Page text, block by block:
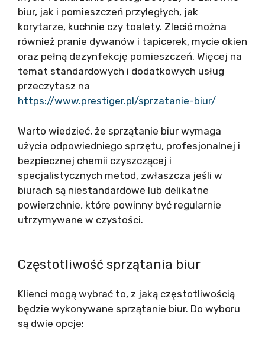
biur, jak i pomieszczeń przyległych, jak
korytarze, kuchnie czy toalety. Zlecić można
również pranie dywanów i tapicerek, mycie okien
oraz pełną dezynfekcję pomieszczeń. Więcej na
temat standardowych i dodatkowych usług
przeczytasz na
https://www.prestiger.pl/sprzatanie-biur/
Warto wiedzieć, że sprzątanie biur wymaga
użycia odpowiedniego sprzętu, profesjonalnej i
bezpiecznej chemii czyszczącej i
specjalistycznych metod, zwłaszcza jeśli w
biurach są niestandardowe lub delikatne
powierzchnie, które powinny być regularnie
utrzymywane w czystości.
Częstotliwość sprzątania biur
Klienci mogą wybrać to, z jaką częstotliwością
będzie wykonywane sprzątanie biur. Do wyboru
są dwie opcje: